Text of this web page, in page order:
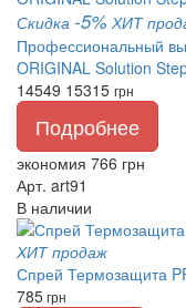
Скидка -5% ХИТ
Профессиональный
ORIGINAL Solution
14549 15315 грн
Подробнее
экономия 766 грн
Арт. art91
В наличии
ХИТ продаж
Спрей Термозащита
785грн